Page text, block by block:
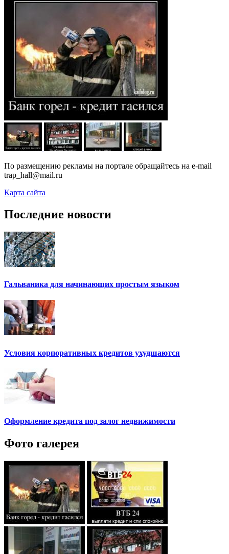
По размещению рекламы на портале обращайтесь на e-mail
trap_hall@mail.ru
Карта сайта
Последние новости
Гальваника для начинающих простым языком
Условия корпоративных кредитов ухудшаются
Оформление кредита под залог недвижимости
Фото галерея